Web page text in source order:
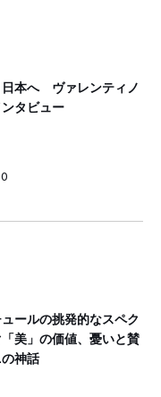
日本へ ヴァレンティノ
タビュー
ールの挑発的なスペク
美」の価値、憂いと賛
神話